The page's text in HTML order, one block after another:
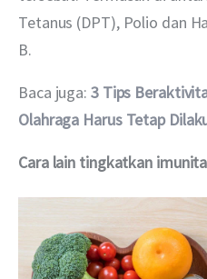
Tetanus (DPT), Polio dan
B.
Baca juga: 3 Tips
Olahraga Harus Tetap
Cara lain tingkatkan